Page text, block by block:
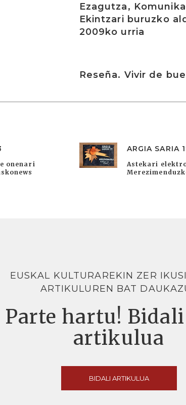
Ezagutza,
Ekintzari buruzko
2009ko urria
Reseña. Vivir de
onenari
ARGIA SARIA
Astekari
EUSKAL KULTURAREKIN ZER
ARTIKULUREN BAT
Parte hartu!
artikulua
BIDALI ARTIKULUA